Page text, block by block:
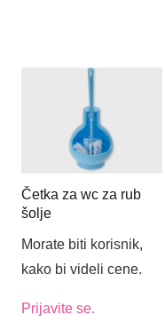
Četka za wc za rub
šolje
Morate biti korisnik,
kako bi videli cene.
Prijavite se.